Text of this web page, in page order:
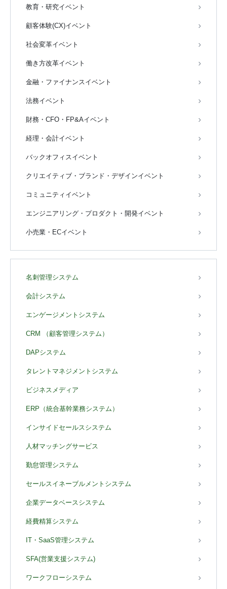
教育・研究イベント
顧客体験(CX)イベント
社会変革イベント
働き方改革イベント
金融・ファイナンスイベント
法務イベント
財務・CFO・FP&Aイベント
経理・会計イベント
バックオフィスイベント
クリエイティブ・ブランド・デザインイベント
コミュニティイベント
エンジニアリング・プロダクト・開発イベント
小売業・ECイベント
名刺管理システム
会計システム
エンゲージメントシステム
CRM （顧客管理システム）
DAPシステム
タレントマネジメントシステム
ビジネスメディア
ERP（統合基幹業務システム）
インサイドセールスシステム
人材マッチングサービス
勤怠管理システム
セールスイネーブルメントシステム
企業データベースシステム
経費精算システム
IT・SaaS管理システム
SFA(営業支援システム)
ワークフローシステム